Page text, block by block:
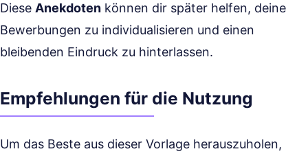
Diese Anekdoten können dir später helfen, deine
Bewerbungen zu individualisieren und einen
bleibenden Eindruck zu hinterlassen.
Empfehlungen für die Nutzung
Um das Beste aus dieser Vorlage herauszuholen,